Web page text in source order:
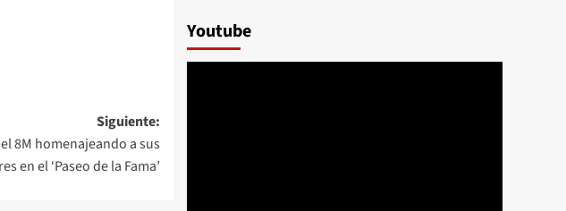
Siguiente:
8M homenajeando a sus
en el ‘Paseo de la Fama’
Youtube